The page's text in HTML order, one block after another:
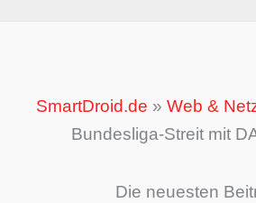
SmartDroid.de » Web &
Bundesliga-Streit mit
Die neuesten